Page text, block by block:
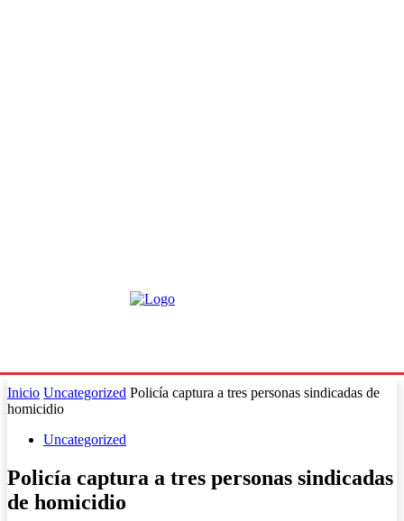
Inicio Uncategorized Policía captura a tres personas sindicadas de
homicidio
Uncategorized
Policía captura a tres personas sindicadas
de homicidio